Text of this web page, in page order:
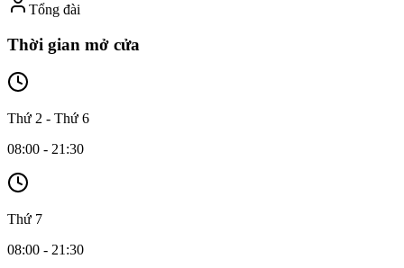
Tổng đài
Thời gian mở cửa
Thứ 2 - Thứ 6
08:00 - 21:30
Thứ 7
08:00 - 21:30